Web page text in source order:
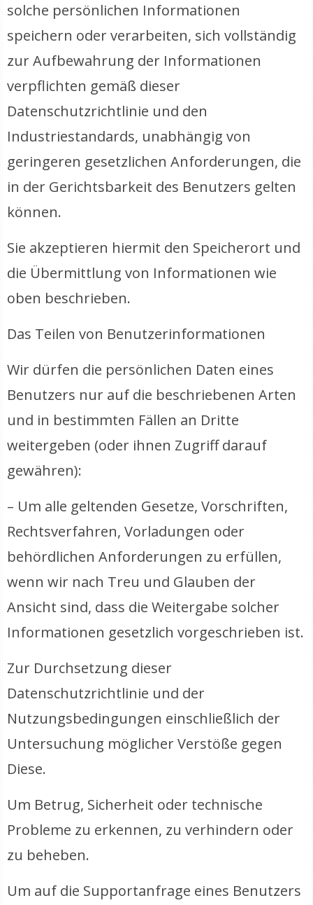
solche persönlichen Informationen
speichern oder verarbeiten, sich vollständig
zur Aufbewahrung der Informationen
verpflichten gemäß dieser
Datenschutzrichtlinie und den
Industriestandards, unabhängig von
geringeren gesetzlichen Anforderungen, die
in der Gerichtsbarkeit des Benutzers gelten
können.
Sie akzeptieren hiermit den Speicherort und
die Übermittlung von Informationen wie
oben beschrieben.
Das Teilen von Benutzerinformationen
Wir dürfen die persönlichen Daten eines
Benutzers nur auf die beschriebenen Arten
und in bestimmten Fällen an Dritte
weitergeben (oder ihnen Zugriff darauf
gewähren):
– Um alle geltenden Gesetze, Vorschriften,
Rechtsverfahren, Vorladungen oder
behördlichen Anforderungen zu erfüllen,
wenn wir nach Treu und Glauben der
Ansicht sind, dass die Weitergabe solcher
Informationen gesetzlich vorgeschrieben ist.
Zur Durchsetzung dieser
Datenschutzrichtlinie und der
Nutzungsbedingungen einschließlich der
Untersuchung möglicher Verstöße gegen
Diese.
Um Betrug, Sicherheit oder technische
Probleme zu erkennen, zu verhindern oder
zu beheben.
Um auf die Supportanfrage eines Benutzers